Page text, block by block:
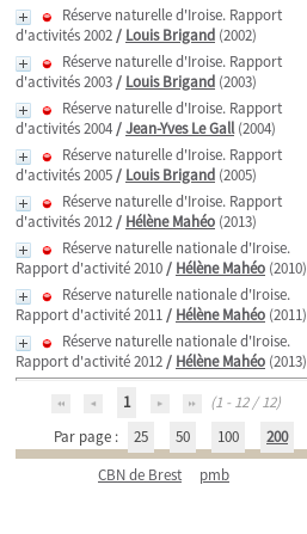
Réserve naturelle d'Iroise. Rapport
d'activités 2002/ Louis Brigand (2002)
Réserve naturelle d'Iroise. Rapport
d'activités 2003/ Louis Brigand (2003)
Réserve naturelle d'Iroise. Rapport
d'activités 2004/Jean-Yves Le Gall(2004)
Réserve naturelle d'Iroise. Rapport
d'activités 2005/ Louis Brigand (2005)
Réserve naturelle d'Iroise. Rapport
d'activités 2012/ Hélène Mahéo (2013)
Réserve naturelle nationale d'Iroise.
Rapport d'activité 2010/ Hélène Mahéo (2010)
Réserve naturelle nationale d'Iroise.
Rapport d'activité 2011/ Hélène Mahéo (2011)
Réserve naturelle nationale d'Iroise.
Rapport d'activité 2012/ Hélène Mahéo (2013)
1
(1 - 12 / 12)
Par page :
25 50 100
200
CBN de Brest
pmb